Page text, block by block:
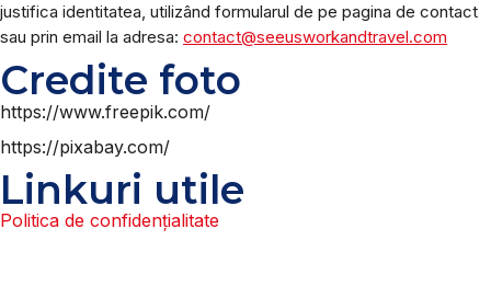
justifica identitatea, utilizând formularul de pe pagina de contact
sau prin email la adresa: contact@seeusworkandtravel.com
Credite foto
https://www.freepik.com/
https://pixabay.com/
Linkuri utile
Politica de confidențialitate